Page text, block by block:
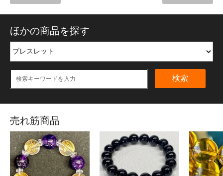
ほかの商品を探す
検索
売れ筋商品